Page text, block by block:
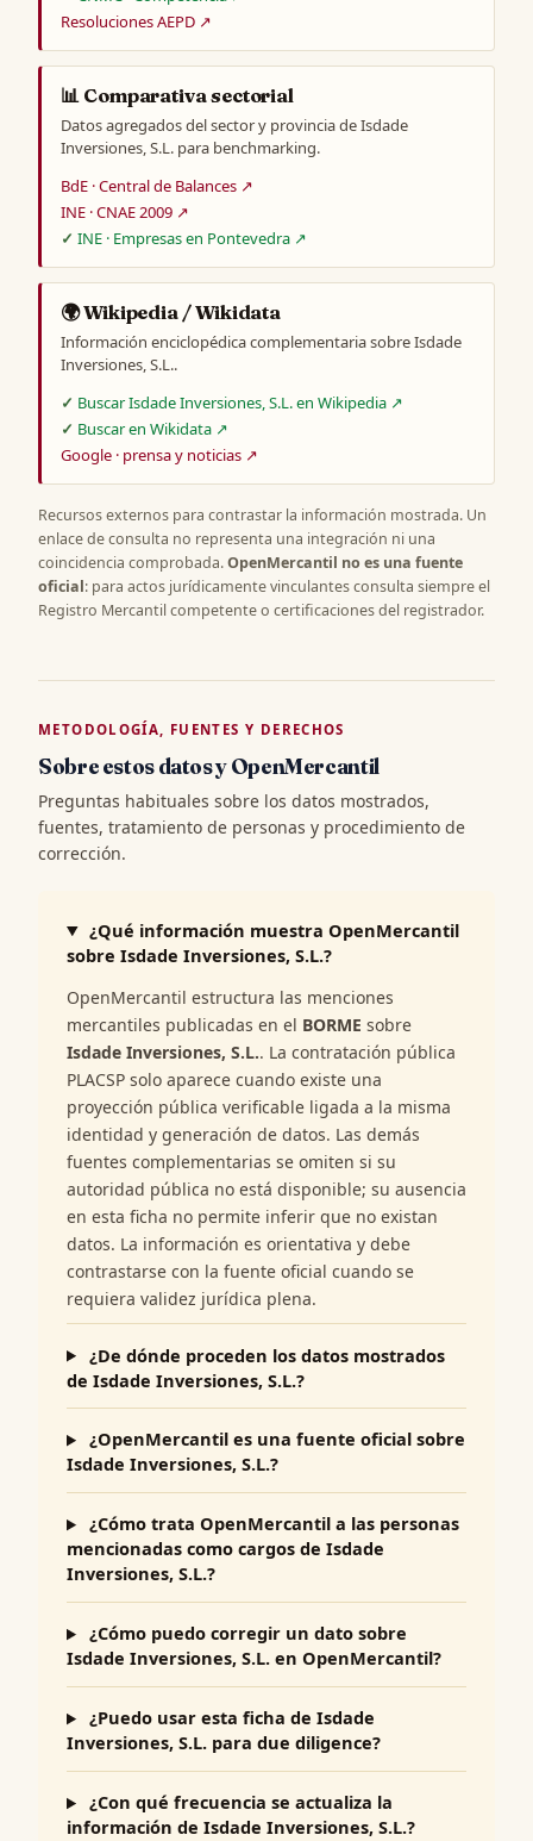
Resoluciones AEPD ↗
📊 Comparativa sectorial
Datos agregados del sector y provincia de Isdade
Inversiones, S.L. para benchmarking.
BdE · Central de Balances ↗
INE · CNAE 2009 ↗
INE · Empresas en Pontevedra ↗
🌍 Wikipedia / Wikidata
Información enciclopédica complementaria sobre Isdade
Inversiones, S.L..
Buscar Isdade Inversiones, S.L. en Wikipedia ↗
Buscar en Wikidata ↗
Google · prensa y noticias ↗
Recursos externos para contrastar la información mostrada. Un
enlace de consulta no representa una integración ni una
coincidencia comprobada.OpenMercantil no es una fuente
oficial: para actos jurídicamente vinculantes consulta siempre el
Registro Mercantil competente o certificaciones del registrador.
METODOLOGÍA, FUENTES Y DERECHOS
Sobre estos datos y OpenMercantil
Preguntas habituales sobre los datos mostrados,
fuentes, tratamiento de personas y procedimiento de
corrección.
¿Qué información muestra OpenMercantil
sobre Isdade Inversiones, S.L.?
OpenMercantil estructura las menciones
mercantiles publicadas en el BORME sobre
Isdade Inversiones, S.L.. La contratación pública
PLACSP solo aparece cuando existe una
proyección pública verificable ligada a la misma
identidad y generación de datos. Las demás
fuentes complementarias se omiten si su
autoridad pública no está disponible; su ausencia
en esta ficha no permite inferir que no existan
datos. La información es orientativa y debe
contrastarse con la fuente oficial cuando se
requiera validez jurídica plena.
¿De dónde proceden los datos mostrados
de Isdade Inversiones, S.L.?
¿OpenMercantil es una fuente oficial sobre
Isdade Inversiones, S.L.?
¿Cómo trata OpenMercantil a las personas
mencionadas como cargos de Isdade
Inversiones, S.L.?
¿Cómo puedo corregir un dato sobre
Isdade Inversiones, S.L. en OpenMercantil?
¿Puedo usar esta ficha de Isdade
Inversiones, S.L. para due diligence?
¿Con qué frecuencia se actualiza la
información de Isdade Inversiones, S.L.?